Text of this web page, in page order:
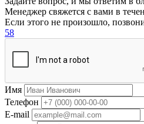
Менеджер свяжется с вами в
Если этого не произошло,
58
Имя
Телефон
E-mail